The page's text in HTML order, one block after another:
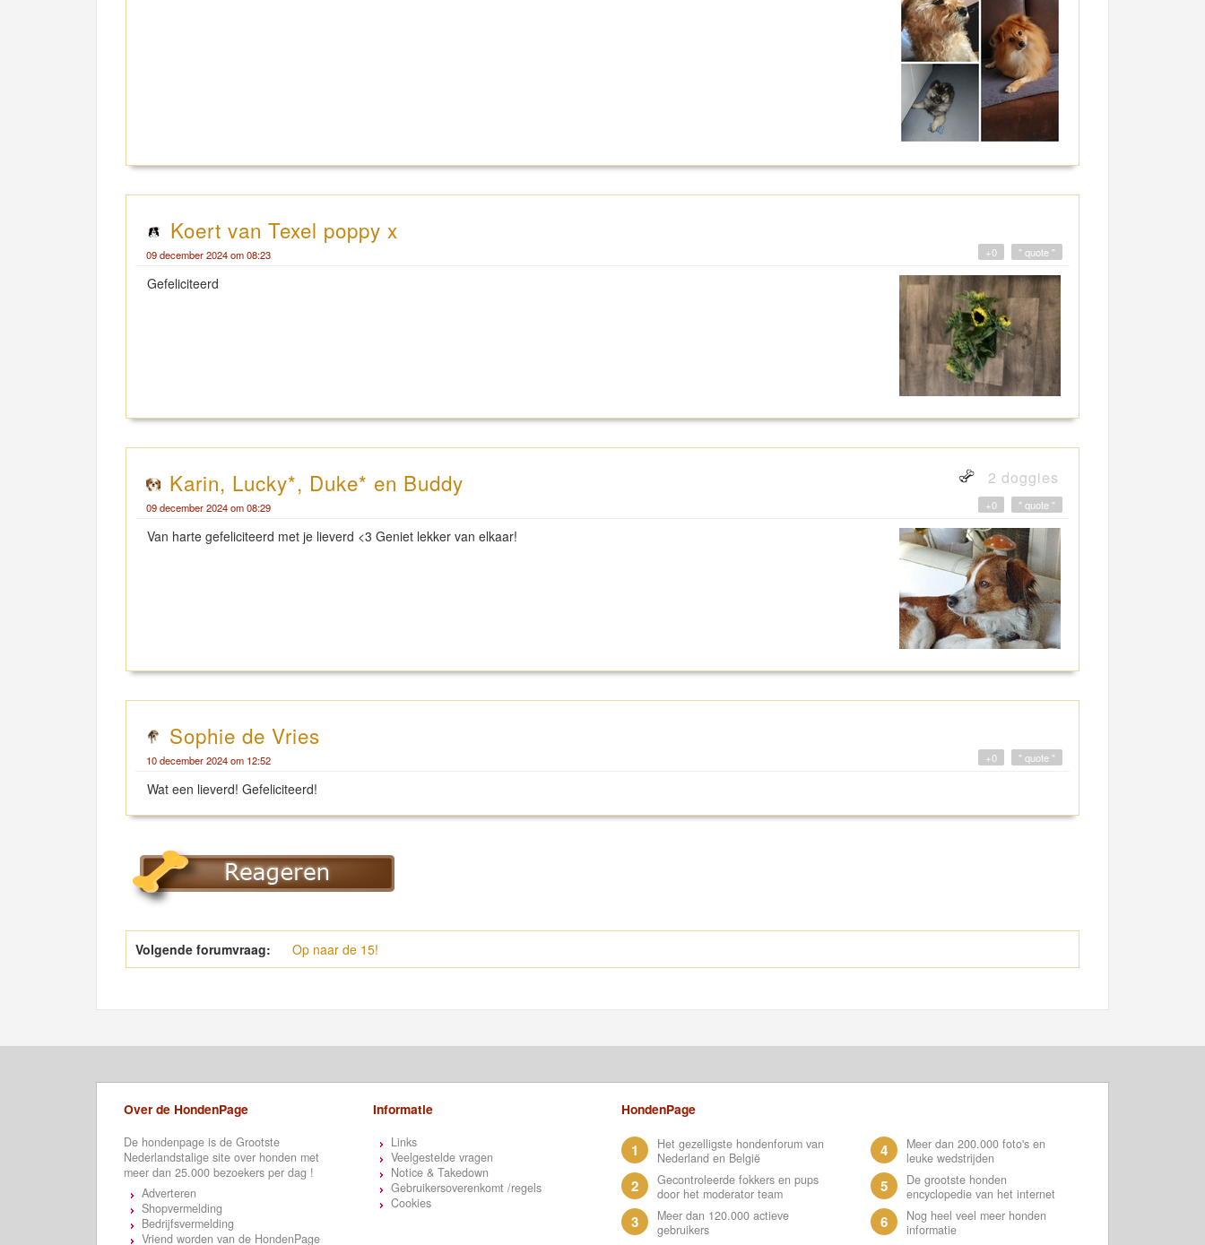
Koert van Texel poppy x
09 december 2024 om 08:23 " quote "
+0
Gefeliciteerd
Karin, Lucky*, Duke* en Buddy 2 doggies
09 december 2024 om 08:29 " quote "
+0
Van harte gefeliciteerd met je lieverd <3 Geniet lekker van elkaar!
Sophie de Vries
10 december 2024 om 12:52 " quote "
+0
Wat een lieverd! Gefeliciteerd!
Volgende forumvraag: Op naar de 15!
Over de HondenPage
De hondenpage is de Grootste
Nederlandstalige site over honden met
meer dan 25.000 bezoekers per dag !
Adverteren
Shopvermelding
Bedrijfsvermelding
Vriend worden van de HondenPage
Informatie
Links
Veelgestelde vragen
Notice & Takedown
Gebruikersoverenkomt /regels
Cookies
HondenPage
1
Het gezelligste hondenforum van
Nederland en België
2
Gecontroleerde fokkers en pups
door het moderator team
3
Meer dan 120.000 actieve
gebruikers
4
Meer dan 200.000 foto's en
leuke wedstrijden
5
De grootste honden
encyclopedie van het internet
6
Nog heel veel meer honden
informatie